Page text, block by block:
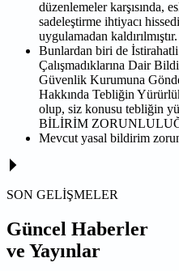
düzenlemeler karşısında,
sadeleştirme ihtiyacı
uygulamadan kaldırılmıştır.
Bunlardan biri de
Çalışmadıklarına Dair
Güvenlik Kurumuna
Hakkında Tebliğin
olup, siz konusu tebliğin
BİLİRİM
Mevcut yasal bildirim
SON GELİŞMELER
Güncel Haberler
ve Yayınlar